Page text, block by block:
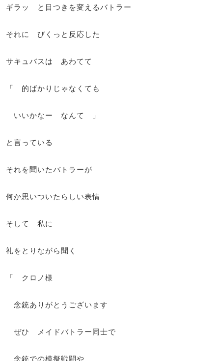
ギラッ と目つきを変えるバトラー
それに びくっと反応した
サキュバスは あわてて
「 的ばかりじゃなくても
いいかなー なんて 」
と言っている
それを聞いたバトラーが
何か思いついたらしい表情
そして 私に
礼をとりながら聞く
「 クロノ様
念銃ありがとうございます
ぜひ メイドバトラー同士で
念銃での模擬戦闘や